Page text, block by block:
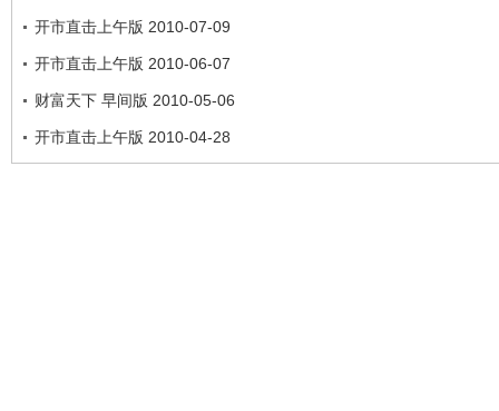
开市直击上午版 2010-07-09
开市直击上午版 2010-06-07
财富天下 早间版 2010-05-06
开市直击上午版 2010-04-28